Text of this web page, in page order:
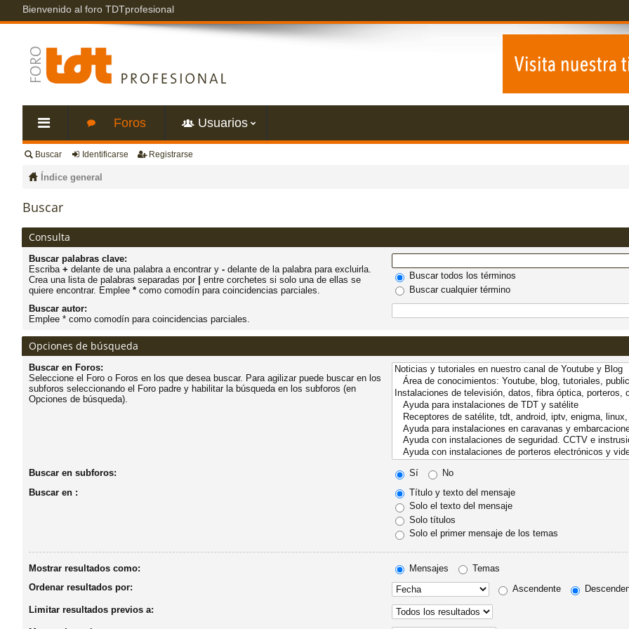
Bienvenido al foro TDTprofesional
nl
es
rá
do
s
Foros Usuarios
Buscar Identificarse Registrarse
Índice general
Buscar
Consulta
Buscar palabras clave:
Escriba + delante de una palabra a encontrar y - delante de la palabra para excluirla.
Crea una lista de palabras separadas por
entre corchetes si solo una de ellas se
quiere encontrar. Emplee * como comodín para coincidencias parciales.
Buscar todos los términos
Buscar cualquier término
Buscar autor:
Emplee * como comodín para coincidencias parciales.
Opciones de búsqueda
Buscar en Foros:
Seleccione el Foro o Foros en los que desea buscar. Para agilizar puede buscar en los
subforos seleccionando el Foro padre y habilitar la búsqueda en los subforos (en
Opciones de búsqueda).
Buscar en subforos: Sí
No
Buscar en :
Título y texto del mensaje
Solo el texto del mensaje
Solo títulos
Solo el primer mensaje de los temas
Mostrar resultados como: Mensajes
Temas
Ordenar resultados por:
Ascendente
Limitar resultados previos a: